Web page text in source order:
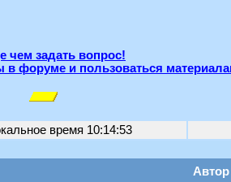
чем задать вопрос!
в форуме и пользоваться
время 10:14:53
Автор